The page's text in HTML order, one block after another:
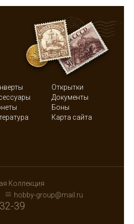
Открытки
Документы
Боны
Карта сайта
Коллекция
hobby-group@mail.ru
39